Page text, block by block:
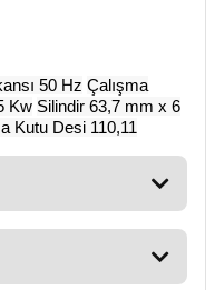
50 Hz Çalışma
Kw Silindir 63,7 mm x 6
Kutu Desi 110,11
yapın!